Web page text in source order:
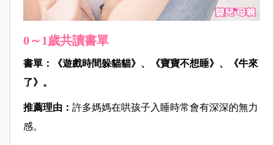
0～1歲共讀書單
書單：《遊戲時間躲貓貓》、《寶寶不想睡》、《牛來
了》。
推薦理由： 許多媽媽在哄孩子入睡時常會有深深的無力
感。